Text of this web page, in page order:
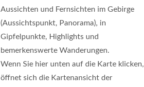
Aussichten und Fernsichten im Gebirge
(Aussichtspunkt, Panorama), in
Gipfelpunkte, Highlights und
bemerkenswerte Wanderungen.
Wenn Sie hier unten auf die Karte klicken,
öffnet sich die Kartenansicht der